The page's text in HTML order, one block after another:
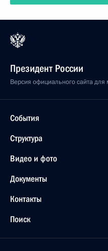
Президент России
Версия официального сайта для
События
Структура
Видео и фото
Документы
Контакты
Поиск